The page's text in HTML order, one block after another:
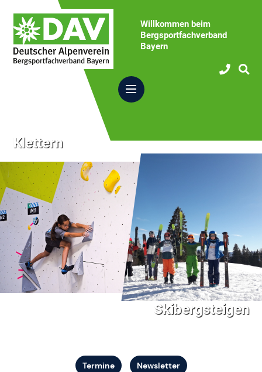
Willkommen beim
Bergsportfachverband
Bayern
Klettern
Skibergsteigen
Termine Newsletter